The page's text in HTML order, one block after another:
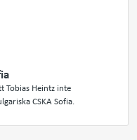
Tobias Heintz inte
CSKA Sofia.